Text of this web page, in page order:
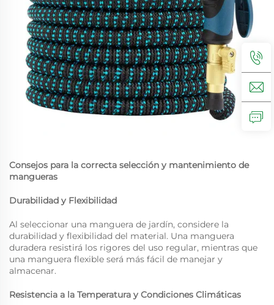
Consejos para la correcta selección y mantenimiento de
mangueras
Durabilidad y Flexibilidad
Al seleccionar una manguera de jardín, considere la
durabilidad y flexibilidad del material. Una manguera
duradera resistirá los rigores del uso regular, mientras que
una manguera flexible será más fácil de manejar y
almacenar.
Resistencia a la Temperatura y Condiciones Climáticas